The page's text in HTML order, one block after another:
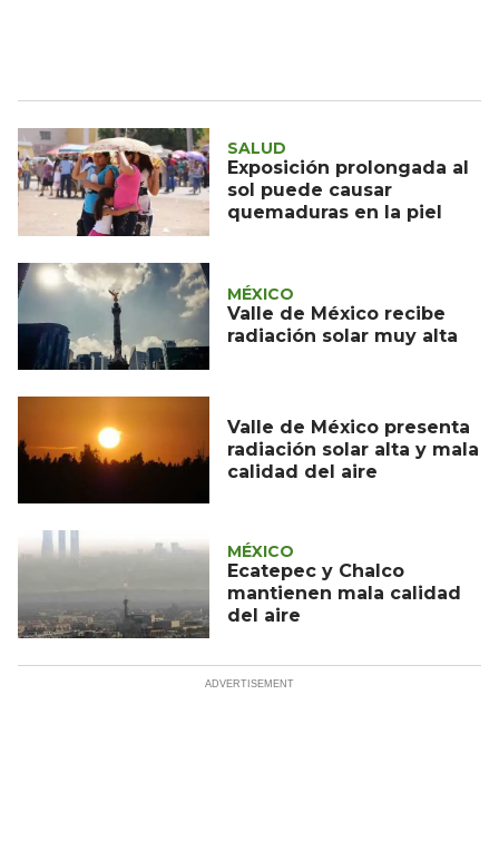
SALUD
Exposición prolongada al
sol puede causar
quemaduras en la piel
MÉXICO
Valle de México recibe
radiación solar muy alta
Valle de México presenta
radiación solar alta y mala
calidad del aire
MÉXICO
Ecatepec y Chalco
mantienen mala calidad
del aire